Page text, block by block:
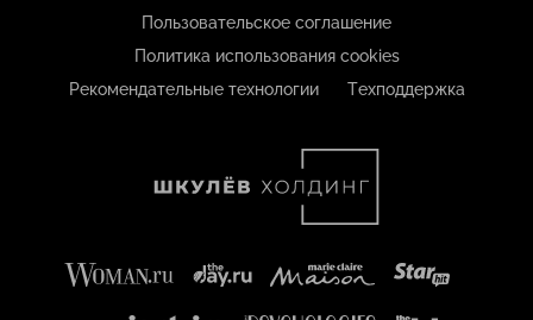
Пользовательское соглашение
Политика использования cookies
Рекомендательные технологии
Техподдержка